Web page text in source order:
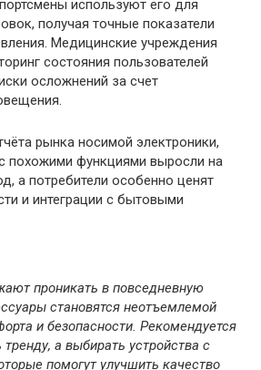
используют его для
получая точные показатели
Медицинские учреждения
состояния пользователей
осложнений за счет
рынка носимой электроники,
похожими функциями выросли на
а потребители особенно ценят
и интеграции с бытовыми
проникать в повседневную
становятся неотъемлемой
и безопасности. Рекомендуется
а выбирать устройства с
помогут улучшить качество